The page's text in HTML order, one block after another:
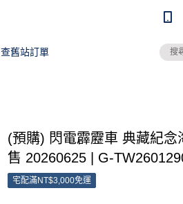
查舊站訂單
(預購) 閃電霹靂車 典藏紀念
售 20260625 | G-
宅配滿NT$3,000免運